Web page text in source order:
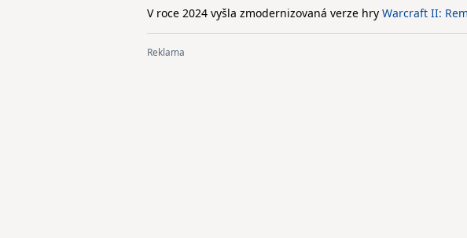
V roce 2024 vyšla zmodernizovaná verze hry Warcraft II: